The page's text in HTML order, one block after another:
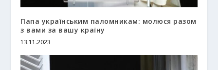
Папа українським паломникам: молюся разом
з вами за вашу країну
13.11.2023